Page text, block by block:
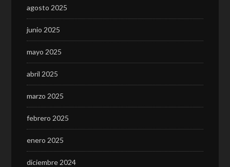
agosto 2025
junio 2025
mayo 2025
abril 2025
marzo 2025
febrero 2025
enero 2025
diciembre 2024